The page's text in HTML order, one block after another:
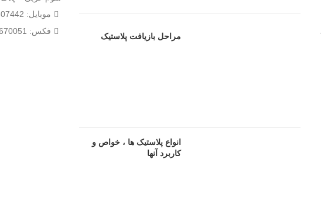
مراحل بازیافت پلاستیک
انواع پلاستیک ها ، خواص و
کاربرد آنها
موبایل: 09123607442
فکس: 02636670051 -